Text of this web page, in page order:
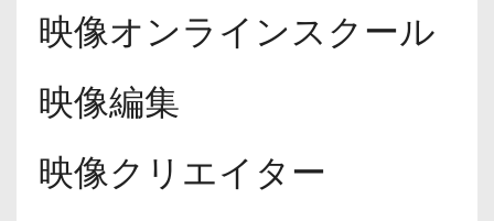
映像オンラインスクール
映像編集
映像クリエイター